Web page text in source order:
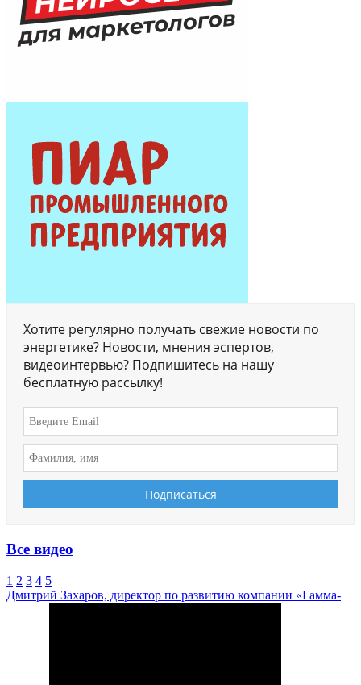
Хотите регулярно получать свежие новости по
энергетике? Новости, мнения эспертов,
видеоинтервью? Подпишитесь на нашу
бесплатную рассылку!
Все видео
1 2 3 4 5
Дмитрий Захаров, директор по развитию компании «Гамма-